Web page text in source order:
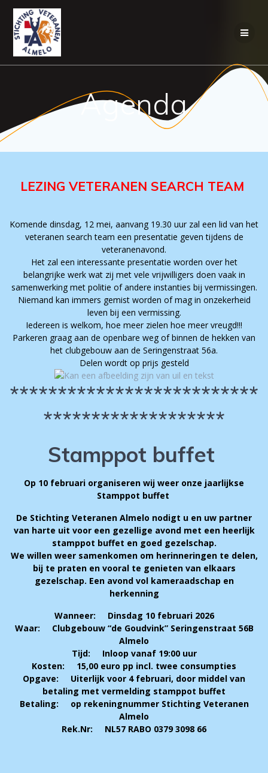
Agenda
LEZING VETERANEN SEARCH TEAM
Komende dinsdag, 12 mei, aanvang 19.30 uur zal een lid van het
veteranen search team een presentatie geven tijdens de
veteranenavond.
Het zal een interessante presentatie worden over het
belangrijke werk wat zij met vele vrijwilligers doen vaak in
samenwerking met politie of andere instanties bij vermissingen.
Niemand kan immers gemist worden of mag in onzekerheid
leven bij een vermissing.
Iedereen is welkom, hoe meer zielen hoe meer vreugd!!!
Parkeren graag aan de openbare weg of binnen de hekken van
het clubgebouw aan de Seringenstraat 56a.
Delen wordt op prijs gesteld
**************************
*******************
Stamppot buffet
Op 10 februari organiseren wij weer onze jaarlijkse
Stamppot buffet
De Stichting Veteranen Almelo nodigt u en uw partner
van harte uit voor een gezellige avond met een heerlijk
stamppot buffet en goed gezelschap.
We willen weer samenkomen om herinneringen te delen,
bij te praten en vooral te genieten van elkaars
gezelschap. Een avond vol kameraadschap en
herkenning
Wanneer: Dinsdag 10 februari 2026
Waar: Clubgebouw “de Goudvink” Seringenstraat 56B
Almelo
Tijd: Inloop vanaf 19:00 uur
Kosten: 15,00 euro pp incl. twee consumpties
Opgave: Uiterlijk voor 4 februari, door middel van
betaling met vermelding stamppot buffet
Betaling: op rekeningnummer Stichting Veteranen
Almelo
Rek.Nr: NL57 RABO 0379 3098 66